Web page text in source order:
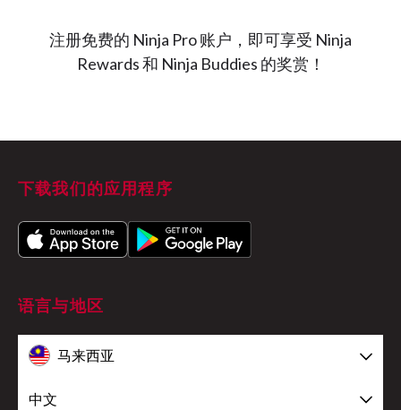
注册免费的 Ninja Pro 账户，即可享受 Ninja
Rewards 和 Ninja Buddies 的奖赏！
下载我们的应用程序
语言与地区
马来西亚
中文